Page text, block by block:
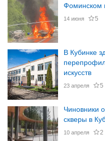
Фоминском
14 июня 5
В Кубинке
искусств
23 апреля 5
Чиновники
скверы в
10 апреля 2